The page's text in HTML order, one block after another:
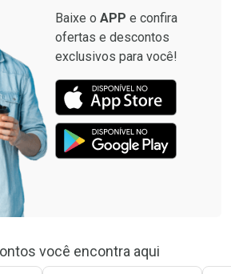
Baixe o APP e confira
ofertas e descontos
exclusivos para você!
você encontra aqui